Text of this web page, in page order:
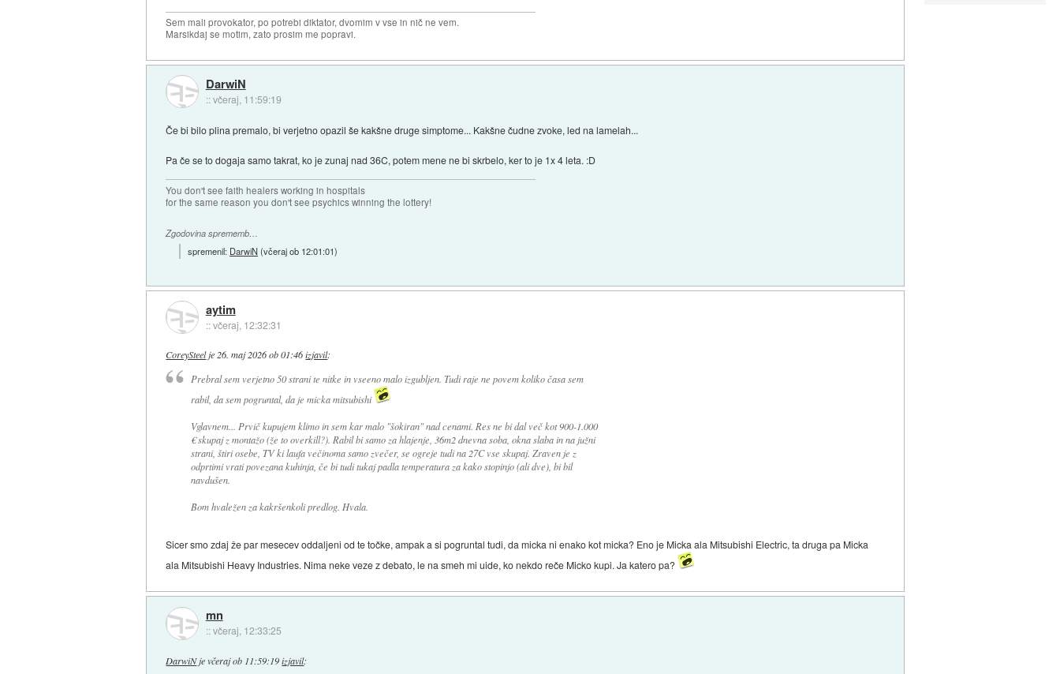
Sem mali provokator, po potrebi diktator, dvomim v vse in nič ne vem.
Marsikdaj se motim, zato prosim me popravi.
DarwiN
::včeraj, 11:59:19
Če bi bilo plina premalo, bi verjetno opazil še kakšne druge simptome... Kakšne čudne zvoke, led na lamelah...
Pa če se to dogaja samo takrat, ko je zunaj nad 36C, potem mene ne bi skrbelo, ker to je 1x 4 leta. :D
You don't see faith healers working in hospitals
for the same reason you don't see psychics winning the lottery!
Zgodovina sprememb…
spremenil: DarwiN(včeraj ob 12:01:01)
aytim
::včeraj, 12:32:31
CoreySteelje26. maj 2026 ob 01:46 izjavil:
Prebral sem verjetno 50 strani te nitke in vseeno malo izgubljen. Tudi raje ne povem koliko časa sem
rabil, da sem pogruntal, da je micka mitsubishi
Vglavnem... Prvič kupujem klimo in sem kar malo "šokiran" nad cenami. Res ne bi dal več kot 900-1.000
€ skupaj z montažo (že to overkill?). Rabil bi samo za hlajenje, 36m2 dnevna soba, okna slaba in na južni
strani, štiri osebe, TV ki laufa večinoma samo zvečer, se ogreje tudi na 27C vse skupaj. Zraven je z
odprtimi vrati povezana kuhinja, če bi tudi tukaj padla temperatura za kako stopinjo (ali dve), bi bil
navdušen.
Bom hvaležen za kakršenkoli predlog. Hvala.
Sicer smo zdaj že par mesecev oddaljeni od te točke, ampak a si pogruntal tudi, da micka ni enako kot micka? Eno je Micka ala Mitsubishi Electric, ta druga pa Micka
ala Mitsubishi Heavy Industries. Nima neke veze z debato, le na smeh mi uide, ko nekdo reče Micko kupi. Ja katero pa?
mn
::včeraj, 12:33:25
DarwiNjevčeraj ob 11:59:19 izjavil: